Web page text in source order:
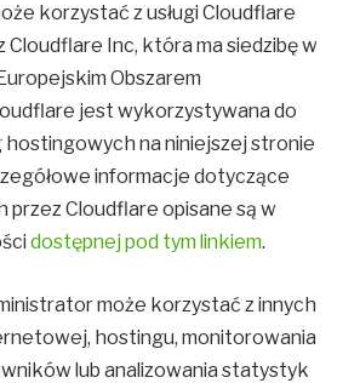
korzystać z usługi Cloudflare
Cloudflare Inc, która ma siedzibę w
Obszarem
jest wykorzystywana do
hostingowych na niniejszej stronie
informacje dotyczące
przez Cloudflare opisane są w
dostępnej pod tym linkiem.
może korzystać z innych
hostingu, monitorowania
lub analizowania statystyk